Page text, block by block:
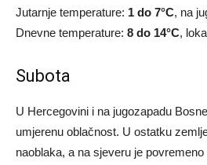
Jutarnje temperature: 1 do 7°C, na
Dnevne temperature: 8 do 14°C,
Subota
U Hercegovini i na jugozapadu
umjerenu oblačnost. U ostatku
naoblaka, a na sjeveru je